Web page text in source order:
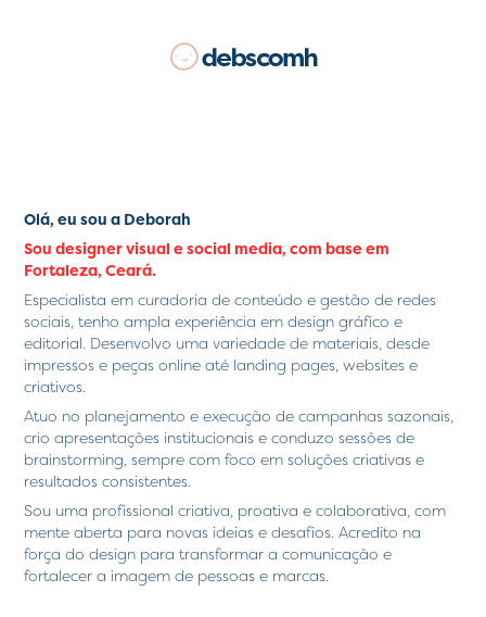
Olá, eu sou a Deborah
Sou designer visual e social media, com base em
Fortaleza, Ceará.
Especialista em curadoria de conteúdo e gestão de redes
sociais, tenho ampla experiência em design gráfico e
editorial. Desenvolvo uma variedade de materiais, desde
impressos e peças online até landing pages, websites e
criativos.
Atuo no planejamento e execução de campanhas sazonais,
crio apresentações institucionais e conduzo sessões de
brainstorming, sempre com foco em soluções criativas e
resultados consistentes.
Sou uma profissional criativa, proativa e colaborativa, com
mente aberta para novas ideias e desafios. Acredito na
força do design para transformar a comunicação e
fortalecer a imagem de pessoas e marcas.